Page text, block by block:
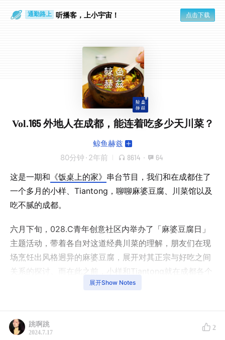
通勤路上 听播客，上小宇宙！ 点击下载
Vol.165 外地人在成都，能连着吃多少天川菜？
鲸鱼赫兹
80分钟 · 2年前 8614 · 64
这是一期和 《饭桌上的家》 串台节目，我们和在成都住了
一个多月的小样、Tiantong，聊聊麻婆豆腐、川菜馆以及
吃不腻的成都。
六月下旬，028.C青年创意社区内举办了「麻婆豆腐日」
主题活动，带着各自对这道经典川菜的理解，朋友们在现
场烹饪出风格迥异的麻婆豆腐，展开对其正宗与好吃之间
关系的探讨。而在此之前，小样和Tiantong就在成都各个
川菜馆甚至周边城市探寻麻婆豆腐，也走进了菜市场和当
型特点及其妙处。
展开Show Notes
跳啊跳
2024.7.17
2